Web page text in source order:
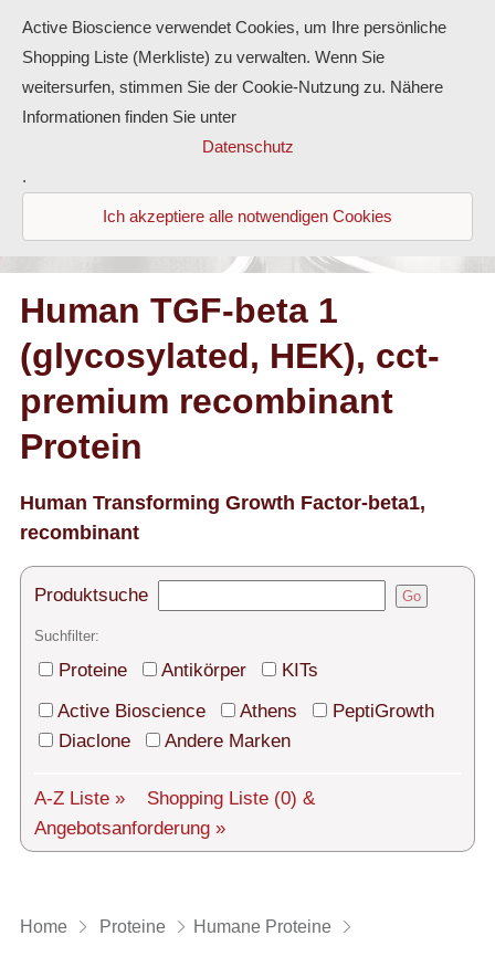
Antikörper
ELISA-Kits
Diaclone Produkte
Home
Produkte
Kontakt
Technischer Support
Versand
Über uns
Service
Login
English
Human TGF-beta 1
(glycosylated, HEK), cct-
premium recombinant
Protein
Human Transforming Growth Factor-beta1,
recombinant
Produktsuche Go
Suchfilter:
Proteine Antikörper
KITs
Active Bioscience
Athens
PeptiGrowth
Diaclone
Andere Marken
A-Z Liste » Shopping Liste (0) &
Angebotsanforderung »
Home Proteine Humane Proteine
Active Bioscience verwendet Cookies, um Ihre persönliche
Shopping Liste (Merkliste) zu verwalten. Wenn Sie
weitersurfen, stimmen Sie der Cookie-Nutzung zu. Nähere
Informationen finden Sie unter
Datenschutz
.
Ich akzeptiere alle notwendigen Cookies